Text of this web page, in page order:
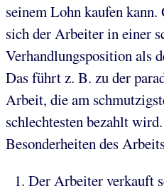
seinem Lohn kaufen
sich der Arbeiter in einer
Verhandlungsposition als
Das führt z. B. zu der
Arbeit, die am
schlechtesten bezahlt
Besonderheiten des
Der Arbeiter verkauft